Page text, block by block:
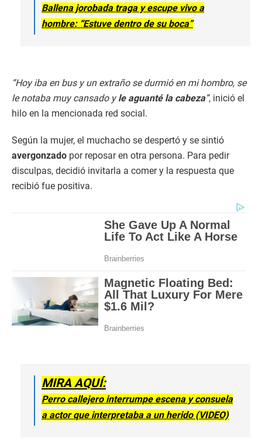
Ballena jorobada traga y escupe vivo a
hombre: “Estuve dentro de su boca”
“Hoy iba en bus y un extraño se durmió en mi hombro, se
le notaba muy cansado yle aguanté la cabeza”, inició el
hilo en la mencionada red social.
Según la mujer, el muchacho se despertó y se sintió
avergonzado por reposar en otra persona. Para pedir
disculpas, decidió invitarla a comer y la respuesta que
recibió fue positiva.
MIRA AQUÍ:
Perro callejero interrumpe escena y consuela
a actor que interpretaba a un herido (VIDEO)